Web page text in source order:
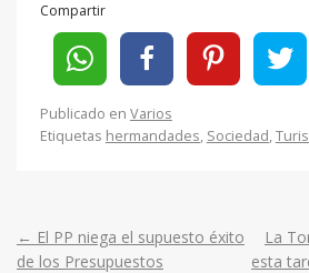
Compartir
Publicado en Varios
Etiquetas hermandades, Sociedad,
Post
← El PP niega el supuesto éxito
de los Presupuestos
La
esta